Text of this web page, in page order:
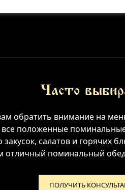
Часто
обратить внимание на
все положенные
закусок, салатов и горячих
отличный поминальный обед
ПОЛУЧИТЬ